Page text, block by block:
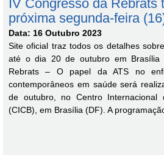
IV Congresso da Rebrats
próxima segunda-feira
Data: 16 Outubro 2023
Site oficial traz todos os detalhes
até o dia 20 de outubro em Brasília
Rebrats – O papel da ATS no
contemporâneos em saúde será
de outubro, no Centro Internacional
(CICB), em Brasília (DF). A